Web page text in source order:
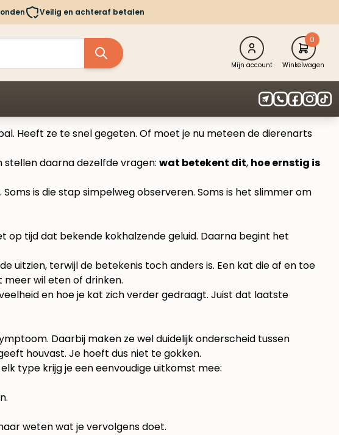
Veilig en achteraf betalen
Mijn account
0
Winkelwagen
Heeft ze te snel gegeten. Of moet je nu meteen de dierenarts
stellen daarna dezelfde vragen: wat betekent dit, hoe ernstig is
is die stap simpelweg observeren. Soms is het slimmer om
tijd dat bekende kokhalzende geluid. Daarna begint het
uitzien, terwijl de betekenis toch anders is. Een kat die af en toe
wil eten of drinken.
en hoe je kat zich verder gedraagt. Juist dat laatste
Daarbij maken ze wel duidelijk onderscheid tussen
houvast. Je hoeft dus niet te gokken.
type krijg je een eenvoudige uitkomst mee:
weten wat je vervolgens doet.